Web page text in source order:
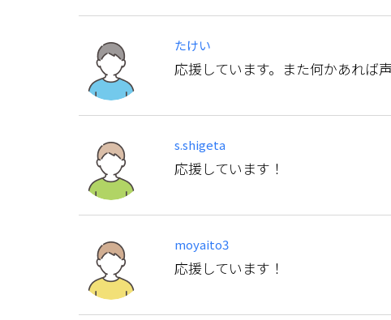
たけい
応援しています。また何かあれば
s.shigeta
応援しています！
moyaito3
応援しています！